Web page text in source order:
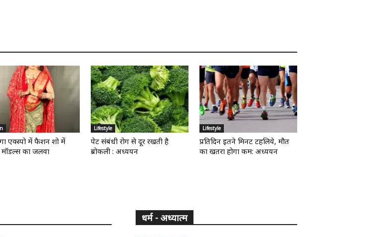
एक्स्पो में फैशन शो में
मॉडल्स का जलवा
Lifestyle
पेट संबंधी रोग से दूर रखती है
ब्रोकली : अध्ययन
Lifestyle
प्रतिदिन इतने मिनट टहलिये, मौत
का खतरा होगा कम: अध्ययन
धर्म - अध्यात्म